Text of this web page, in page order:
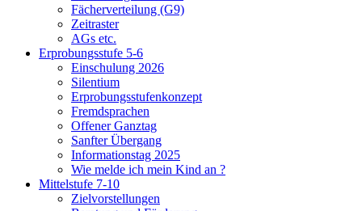
Fächerverteilung (G9)
Zeitraster
AGs etc.
Erprobungsstufe 5-6
Einschulung 2026
Silentium
Erprobungsstufenkonzept
Fremdsprachen
Offener Ganztag
Sanfter Übergang
Informationstag 2025
Wie melde ich mein Kind an ?
Mittelstufe 7-10
Zielvorstellungen